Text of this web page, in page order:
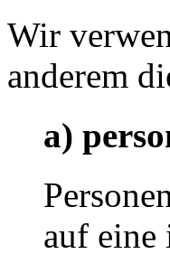
Wir
anderem
a)
auf